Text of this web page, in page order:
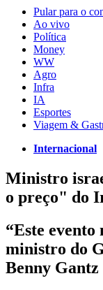
Pular para o
Ao vivo
Política
Money
WW
Agro
Infra
IA
Esportes
Viagem &
Internacional
Ministro
o preço" do
“Este evento
ministro do
Benny Gantz